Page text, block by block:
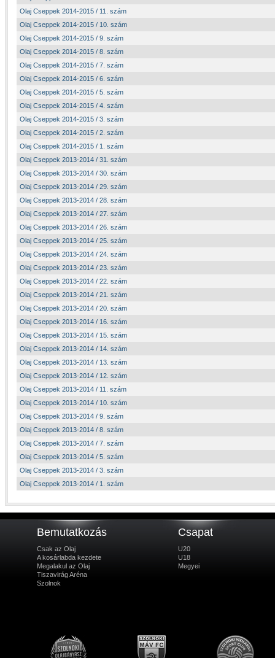
Olaj Cseppek 2014-2015 / 11. szám
Olaj Cseppek 2014-2015 / 10. szám
Olaj Cseppek 2014-2015 / 9. szám
Olaj Cseppek 2014-2015 / 8. szám
Olaj Cseppek 2014-2015 / 7. szám
Olaj Cseppek 2014-2015 / 6. szám
Olaj Cseppek 2014-2015 / 5. szám
Olaj Cseppek 2014-2015 / 4. szám
Olaj Cseppek 2014-2015 / 3. szám
Olaj Cseppek 2014-2015 / 2. szám
Olaj Cseppek 2014-2015 / 1. szám
Olaj Cseppek 2013-2014 / 31. szám
Olaj Cseppek 2013-2014 / 30. szám
Olaj Cseppek 2013-2014 / 29. szám
Olaj Cseppek 2013-2014 / 28. szám
Olaj Cseppek 2013-2014 / 27. szám
Olaj Cseppek 2013-2014 / 26. szám
Olaj Cseppek 2013-2014 / 25. szám
Olaj Cseppek 2013-2014 / 24. szám
Olaj Cseppek 2013-2014 / 23. szám
Olaj Cseppek 2013-2014 / 22. szám
Olaj Cseppek 2013-2014 / 21. szám
Olaj Cseppek 2013-2014 / 20. szám
Olaj Cseppek 2013-2014 / 16. szám
Olaj Cseppek 2013-2014 / 15. szám
Olaj Cseppek 2013-2014 / 14. szám
Olaj Cseppek 2013-2014 / 13. szám
Olaj Cseppek 2013-2014 / 12. szám
Olaj Cseppek 2013-2014 / 11. szám
Olaj Cseppek 2013-2014 / 10. szám
Olaj Cseppek 2013-2014 / 9. szám
Olaj Cseppek 2013-2014 / 8. szám
Olaj Cseppek 2013-2014 / 7. szám
Olaj Cseppek 2013-2014 / 5. szám
Olaj Cseppek 2013-2014 / 3. szám
Olaj Cseppek 2013-2014 / 1. szám
Bemutatkozás
Csak az Olaj
A kosárlabda kezdete
Megalakul az Olaj
Tiszavirág Aréna
Szolnok
Csapat
U20
U18
Megyei